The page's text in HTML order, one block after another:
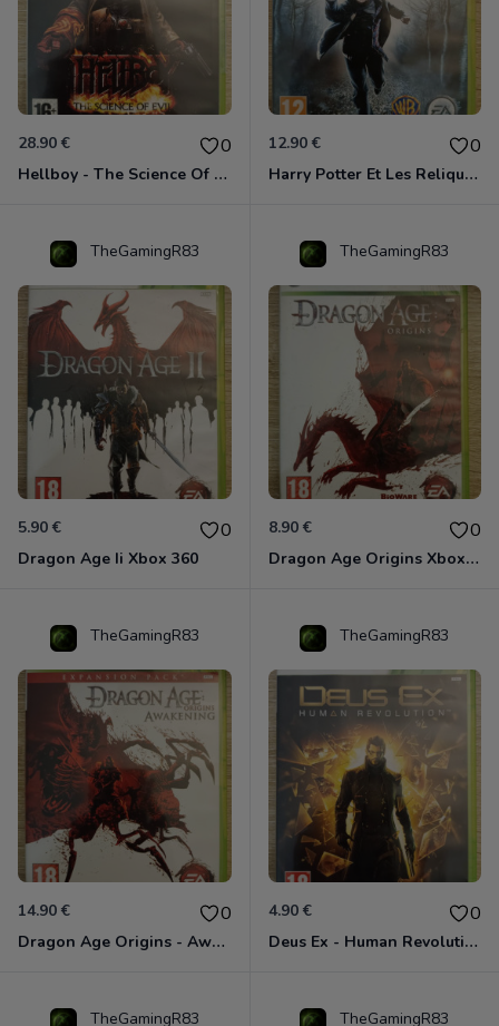
28.90 € 0
Hellboy - The Science Of Evil Xbox 360
12.90 € 0
Harry Potter Et Les Reliques De La Mort - 1ère Partie Xbox 360
TheGamingR83
5.90 € 0
Dragon Age Ii Xbox 360
TheGamingR83
8.90 € 0
Dragon Age Origins Xbox 360
TheGamingR83
14.90 € 0
Dragon Age Origins - Awakening Xbox 360
TheGamingR83
4.90 € 0
Deus Ex - Human Revolution Xbox 360
TheGamingR83 TheGamingR83